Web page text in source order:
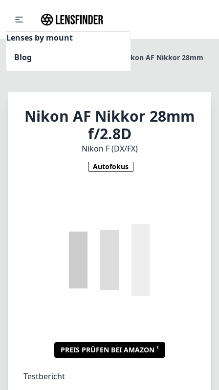
Lenses by mount
Blog
Home
Nikon AF Nikkor 28mm
Nikon AF Nikkor 28mm
f/2.8D
Nikon F (DX/FX)
Autofokus
klassisches Objektiv, das sich einen festen
DX-Formatkameras kompatibel. Dieses
Objektiv bietet eine vielseitige
Landschaftsaufnahmen, Straßenfotografie